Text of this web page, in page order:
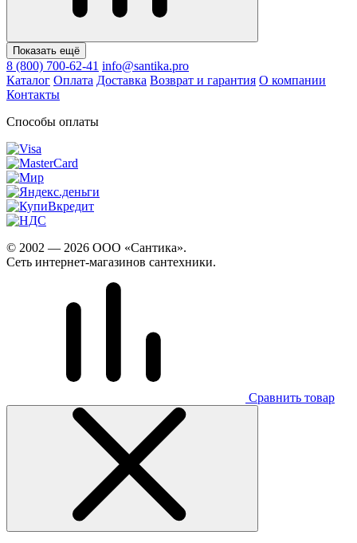
Показать ещё
8 (800) 700-62-41 info@santika.pro
Каталог Оплата Доставка Возврат и гарантия О компании
Контакты
Способы оплаты
© 2002 — 2026 ООО «Сантика».
Сеть интернет-магазинов сантехники.
Сравнить товар